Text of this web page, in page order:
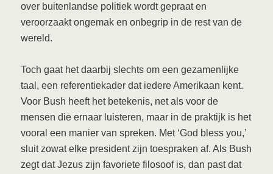
over buitenlandse politiek wordt gepraat en
veroorzaakt ongemak en onbegrip in de rest van de
wereld.
Toch gaat het daarbij slechts om een gezamenlijke
taal, een referentiekader dat iedere Amerikaan kent.
Voor Bush heeft het betekenis, net als voor de
mensen die ernaar luisteren, maar in de praktijk is het
vooral een manier van spreken. Met ‘God bless you,’
sluit zowat elke president zijn toespraken af. Als Bush
zegt dat Jezus zijn favoriete filosoof is, dan past dat